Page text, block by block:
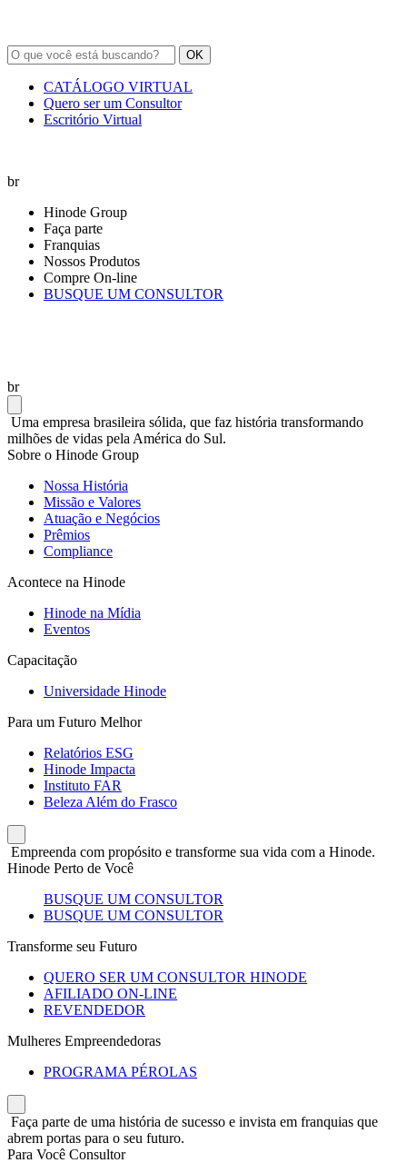
OK
CATÁLOGO VIRTUAL
Quero ser um Consultor
Escritório Virtual
br
Hinode Group
Faça parte
Franquias
Nossos Produtos
Compre On-line
BUSQUE UM CONSULTOR
br
Uma empresa brasileira sólida, que faz história transformando
milhões de vidas pela América do Sul.
Sobre o Hinode Group
Nossa História
Missão e Valores
Atuação e Negócios
Prêmios
Compliance
Acontece na Hinode
Hinode na Mídia
Eventos
Capacitação
Universidade Hinode
Para um Futuro Melhor
Relatórios ESG
Hinode Impacta
Instituto FAR
Beleza Além do Frasco
Empreenda com propósito e transforme sua vida com a Hinode.
Hinode Perto de Você
BUSQUE UM CONSULTOR
BUSQUE UM CONSULTOR
Transforme seu Futuro
QUERO SER UM CONSULTOR HINODE
AFILIADO ON-LINE
REVENDEDOR
Mulheres Empreendedoras
PROGRAMA PÉROLAS
Faça parte de uma história de sucesso e invista em franquias que
abrem portas para o seu futuro.
Para Você Consultor